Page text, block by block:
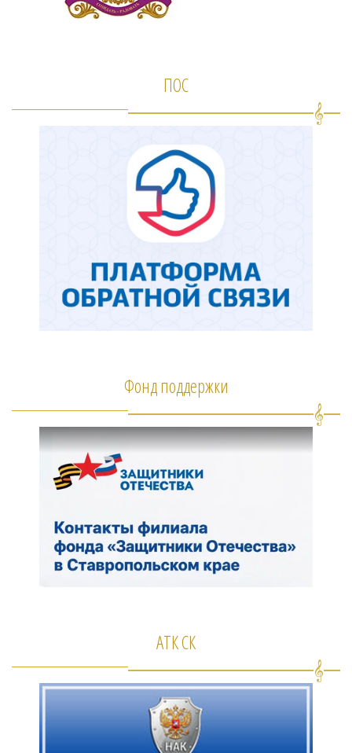
ПОС
Фонд поддержки
АТК СК